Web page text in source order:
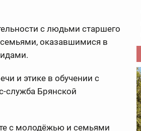
с людьми старшего
оказавшимися в
и этике в обучении с
служба Брянской
с молодёжью и семьями